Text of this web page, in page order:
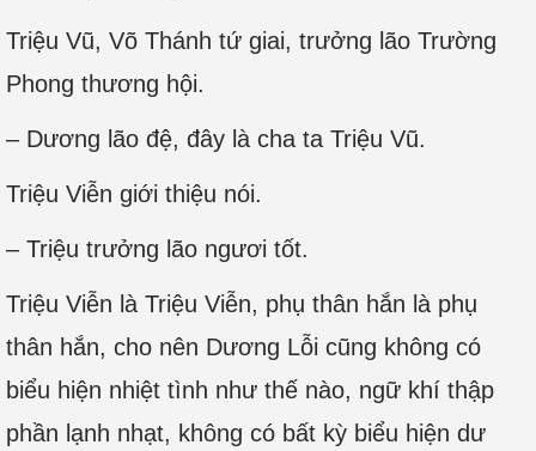
Triệu Vũ, Võ Thánh tứ giai, trưởng lão Trường
Phong thương hội.
– Dương lão đệ, đây là cha ta Triệu Vũ.
Triệu Viễn giới thiệu nói.
– Triệu trưởng lão ngươi tốt.
Triệu Viễn là Triệu Viễn, phụ thân hắn là phụ
thân hắn, cho nên Dương Lỗi cũng không có
biểu hiện nhiệt tình như thế nào, ngữ khí thập
phần lạnh nhạt, không có bất kỳ biểu hiện dư